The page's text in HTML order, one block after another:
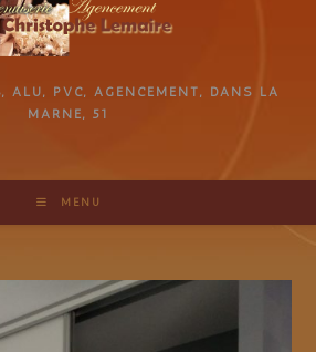
ALU, PVC, AGENCEMENT, DANS LA
MARNE, 51
MENU